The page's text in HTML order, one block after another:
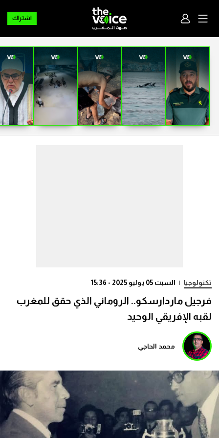
اشتراك
تكنولوجيا | السبت 05 يوليو 2025 - 15:36
فرجيل ماردارسكو.. الروماني الذي حقق للمغرب
لقبه الإفريقي الوحيد
محمد الحاجي